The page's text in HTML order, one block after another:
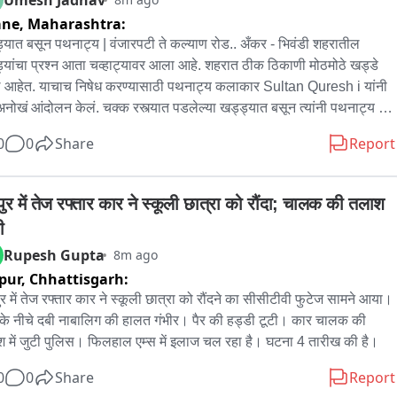
Maharashtra:
बसून पथनाट्य | वंजारपटी ते कल्याण रोड.. अँकर - भिवंडी शहरातील
प्रश्न आता चव्हाट्यावर आला आहे. शहरात ठीक ठिकाणी मोठमोठे खड्डे
याचाच निषेध करण्यासाठी पथनाट्य कलाकार Sultan Quresh i यांनी
आंदोलन केलं. चक्क रस्त्यात पडलेल्या खड्ड्यात बसून त्यांनी पथनाट्य
वंजारपटी नाका ते कल्याण रोड दरम्यानच्या रस्त्याचे. इथे मोठमोठे
जाग आणण्याचा प्रयत्न केला. त्यांच्या या अनोख्या पथनाट्याचा व्हिडिओ
मीडियावर व्हायरल झाला असून शहरात त्याची मोठ्या प्रमाणात चर्चा आहे।
शहरातील अनेक भागांमध्ये रस्त्यांची अवस्था अत्यंत बिकट आहे. ठिकठिकाणी
खड्ड्यांमुळे नागरिकांना रोज जीव मुठीत धरून प्रवास करावा लागतोय.
होत आहेत, वाहतूक कोंडी होते, पण प्रशासन मात्र दुर्लक्ष करत असल्याचा
आहे. सुलतान कुरेशी यांच्या या पथनाट्याने प्रशासनाचं लक्ष वेधून घेतलं आहे
प्रश्नच आहे. कारण नागरिकांचा एकच सवाल आहे - पालिका प्रशासन हे खड्डे
आणखी एखादा अपघात होण्याची वाट बघताय का? तातडीने खड्डे
आंदोलन करावं लागतंय. आणि तेही खड्ड्यात बसून... हीच भिवंडीच्या
0 Share Report
में तेज रफ्तार कार ने स्कूली छात्रा को रौंदा; चालक की तलाश
Rupesh Gupta 8m ago
Chhattisgarh:
में तेज रफ्तार कार ने स्कूली छात्रा को रौंदने का सीसीटीवी फुटेज सामने आया।
नीचे दबी नाबालिग की हालत गंभीर। पैर की हड्डी टूटी। कार चालक की
में जुटी पुलिस। फिलहाल एम्स में इलाज चल रहा है। घटना 4 तारीख की है।
0 Share Report